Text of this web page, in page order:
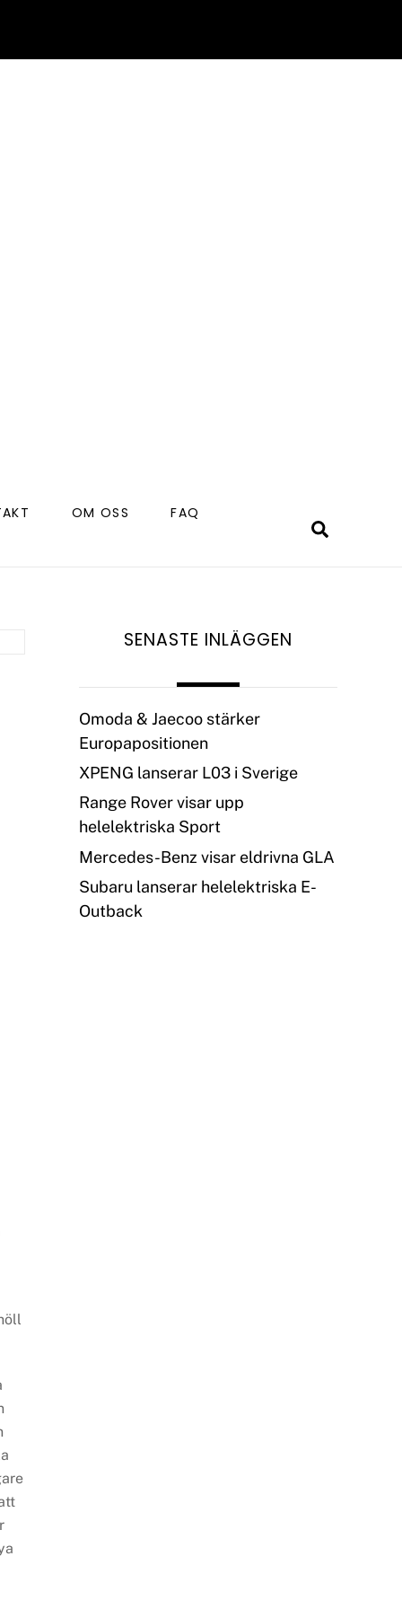
OM OSS
FAQ
SENASTE INLÄGGEN
Omoda & Jaecoo stärker
Europapositionen
XPENG lanserar L03 i Sverige
Range Rover visar upp
helelektriska Sport
Mercedes-Benz visar eldrivna GLA
Subaru lanserar helelektriska E-
Outback